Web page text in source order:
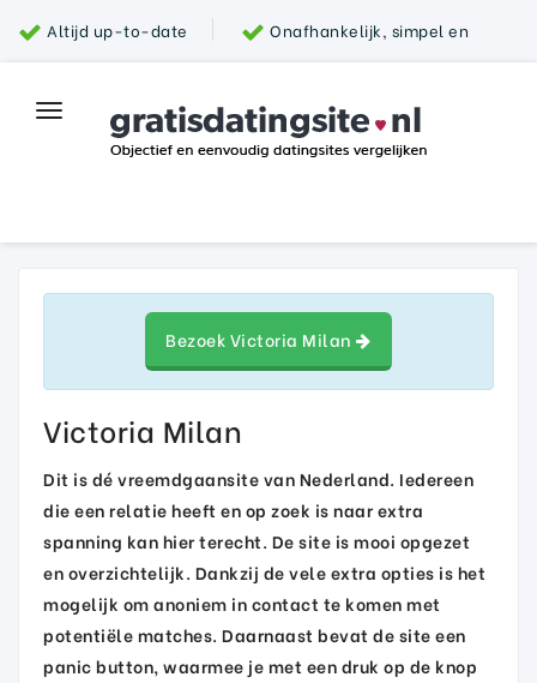
Altijd up-to-date Onafhankelijk, simpel en
Top datingsite
Parship
Toggle
navigation
Bezoek Victoria Milan
Victoria Milan
Dit is dé vreemdgaansite van Nederland. Iedereen
die een relatie heeft en op zoek is naar extra
spanning kan hier terecht. De site is mooi opgezet
en overzichtelijk. Dankzij de vele extra opties is het
mogelijk om anoniem in contact te komen met
potentiële matches. Daarnaast bevat de site een
panic button, waarmee je met een druk op de knop